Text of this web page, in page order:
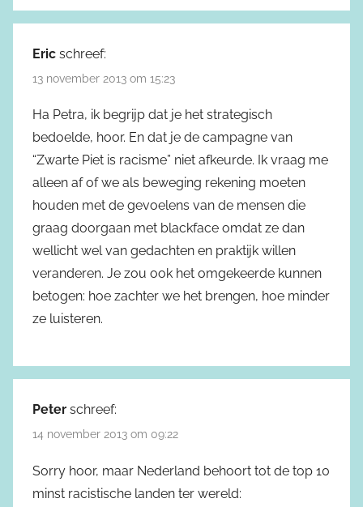
Eric schreef:
13 november 2013 om 15:23
Ha Petra, ik begrijp dat je het strategisch
bedoelde, hoor. En dat je de campagne van
“Zwarte Piet is racisme” niet afkeurde. Ik vraag me
alleen af of we als beweging rekening moeten
houden met de gevoelens van de mensen die
graag doorgaan met blackface omdat ze dan
wellicht wel van gedachten en praktijk willen
veranderen. Je zou ook het omgekeerde kunnen
betogen: hoe zachter we het brengen, hoe minder
ze luisteren.
Peter schreef:
14 november 2013 om 09:22
Sorry hoor, maar Nederland behoort tot de top 10
minst racistische landen ter wereld: